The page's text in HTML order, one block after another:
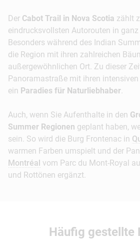
Der Cabot Trail in Nova Scotia zählt
eindrucksvollsten Autorouten in
Besonders während des Indian
die Region mit ihren zahlreichen
außergewöhnlichen Ort. Zu dieser
Panoramastraße mit ihren
ein Paradies für Naturliebhaber.
Auch, wenn Sie Aufenthalte in den
Summer Regionen geplant haben,
sein. So wird die Burg Frontenac in
warmen Farben umspielt und der
Montréal vom Parc du Mont-Royal
und Rottönen ergänzt.
Häufig gestellte